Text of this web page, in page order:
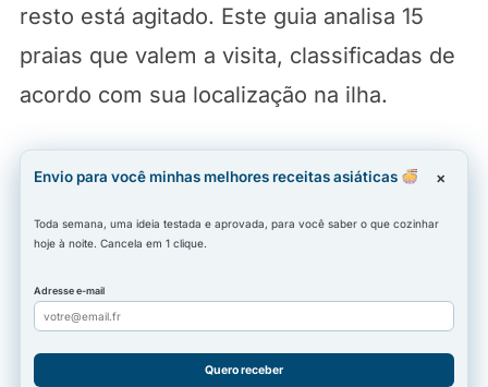
resto está agitado. Este guia analisa 15
praias que valem a visita, classificadas de
acordo com sua localização na ilha.
Envio para você minhas melhores receitas asiáticas
Toda semana, uma ideia testada e aprovada, para você saber o que cozinhar
hoje à noite. Cancela em 1 clique.
Adresse e-mail
Quero receber
×